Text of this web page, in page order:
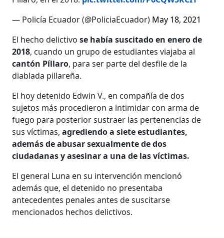
— Policía Ecuador (@PoliciaEcuador) May 18, 2021
El hecho delictivose había suscitado en enero de
2018, cuando un grupo de estudiantes viajaba al
cantón Píllaro, para ser parte del desfile de la
diablada pillareña.
El hoy detenido Edwin V., en compañía de dos
sujetos más procedieron a intimidar con arma de
fuego para posterior sustraer las pertenencias de
sus víctimas,agrediendo a siete estudiantes,
además de abusar sexualmente de dos
ciudadanas y asesinar a una de las víctimas.
El general Luna en su intervención mencionó
además que, el detenido no presentaba
antecedentes penales antes de suscitarse
mencionados hechos delictivos.